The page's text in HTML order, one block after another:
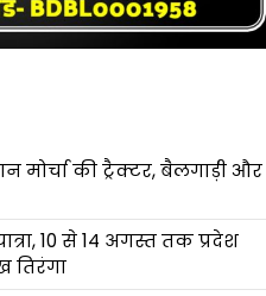
मोर्चा की ट्रैक्टर, बैलगाड़ी और
10 से 14 अगस्त तक प्रदेश
तिरंगा